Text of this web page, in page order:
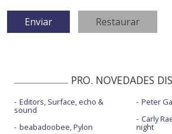
PRO. NOVEDADES
Editors, Surface, echo &
sound
beabadoobee, Pylon
Peter
Carly
night